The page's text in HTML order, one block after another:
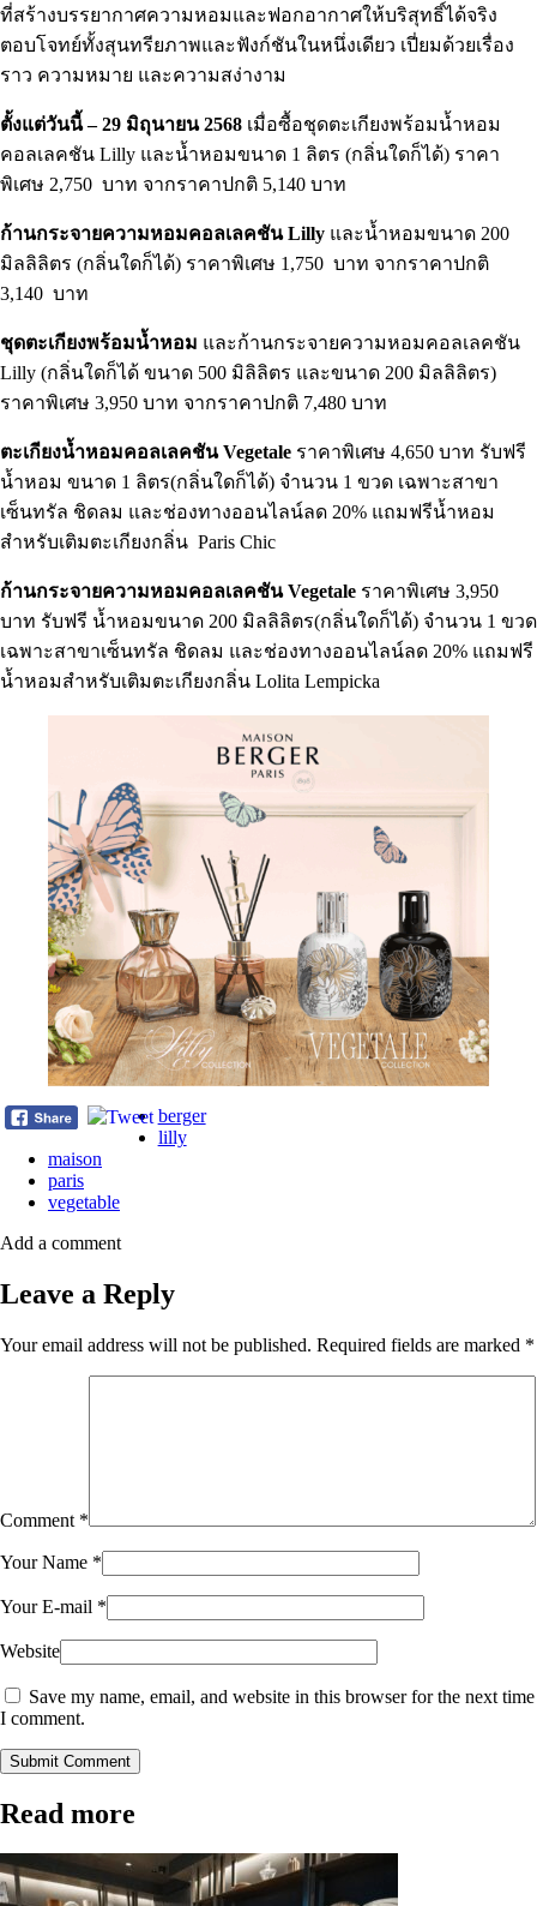
ที่สร้างบรรยากาศความหอมและฟอกอากาศให้บริสุทธิ์ได้จริง
ตอบโจทย์ทั้งสุนทรียภาพและฟังก์ชันในหนึ่งเดียว เปี่ยมด้วยเรื่อง
ราว ความหมาย และความสง่างาม
ตั้งแต่วันนี้ – 29 มิถุนายน 2568 เมื่อซื้อชุดตะเกียงพร้อมน้ำหอม
คอลเลคชัน Lilly และน้ำหอมขนาด 1 ลิตร (กลิ่นใดก็ได้) ราคา
พิเศษ 2,750 บาท จากราคาปกติ 5,140 บาท
ก้านกระจายความหอมคอลเลคชัน Lilly และน้ำหอมขนาด 200
มิลลิลิตร (กลิ่นใดก็ได้) ราคาพิเศษ 1,750 บาท จากราคาปกติ
3,140 บาท
ชุดตะเกียงพร้อมน้ำหอม และก้านกระจายความหอมคอลเลคชัน
Lilly (กลิ่นใดก็ได้ ขนาด 500 มิลิลิตร และขนาด 200 มิลลิลิตร)
ราคาพิเศษ 3,950 บาท จากราคาปกติ 7,480 บาท
ตะเกียงน้ำหอมคอลเลคชัน Vegetale ราคาพิเศษ 4,650 บาท รับฟรี
น้ำหอม ขนาด 1 ลิตร(กลิ่นใดก็ได้) จำนวน 1 ขวด เฉพาะสาขา
เซ็นทรัล ชิดลม และช่องทางออนไลน์ลด 20% แถมฟรีน้ำหอม
สำหรับเติมตะเกียงกลิ่น Paris Chic
ก้านกระจายความหอมคอลเลคชัน Vegetale ราคาพิเศษ 3,950
บาท รับฟรี น้ำหอมขนาด 200 มิลลิลิตร(กลิ่นใดก็ได้) จำนวน 1 ขวด
เฉพาะสาขาเซ็นทรัล ชิดลม และช่องทางออนไลน์ลด 20% แถมฟรี
น้ำหอมสำหรับเติมตะเกียงกลิ่น Lolita Lempicka
berger
lilly
maison
paris
vegetable
Add a comment
Leave a Reply
Your email address will not be published. Required fields are marked *
Comment *
Your Name *
Your E-mail *
Website
Save my name, email, and website in this browser for the next time
I comment.
Submit Comment
Read more